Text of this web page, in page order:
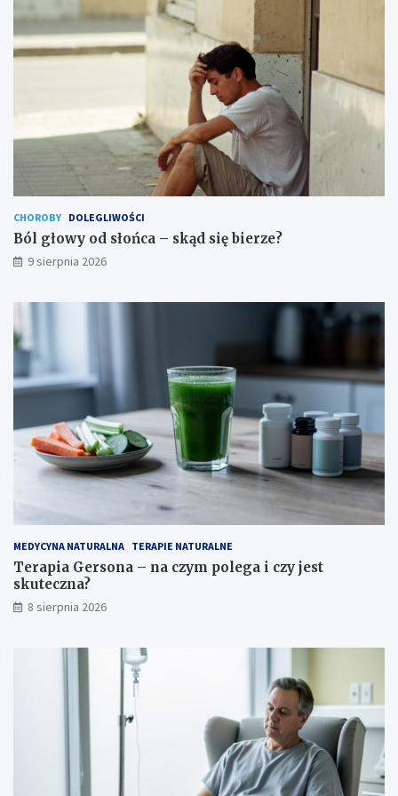
ą
z
k
d
r
o
s
ł
e
g
o
z
?
CHOROBY DOLEGLIWOŚCI
Ból głowy od słońca – skąd się bierze?
9 sierpnia 2026
MEDYCYNA NATURALNA TERAPIE NATURALNE
Terapia Gersona – na czym polega i czy jest
skuteczna?
8 sierpnia 2026